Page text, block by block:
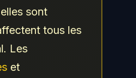
sont
tous les
Les
et